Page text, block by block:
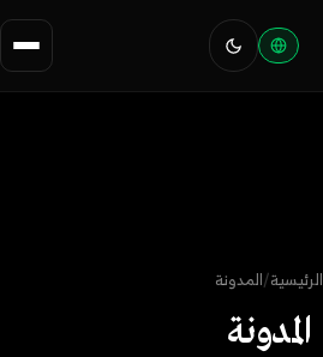
الرئيسية/المدونة
المدونة